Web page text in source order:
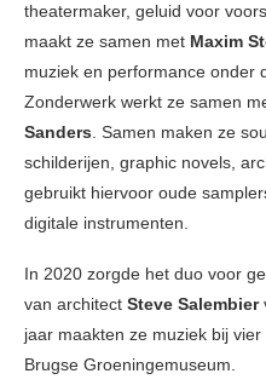
theatermaker, geluid voor
maakt ze samen met Maxim
muziek en performance onder
Zonderwerk werkt ze samen
Sanders. Samen maken ze
schilderijen, graphic novels,
gebruikt hiervoor oude
digitale instrumenten.
In 2020 zorgde het duo voor
van architect Steve Salembier
jaar maakten ze muziek bij
Brugse Groeningemuseum.